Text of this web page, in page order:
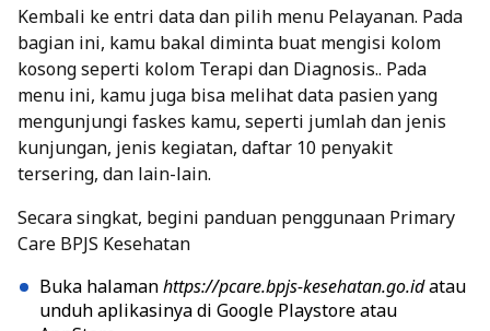
Kembali ke entri data dan pilih menu Pelayanan. Pada
bagian ini, kamu bakal diminta buat mengisi kolom
kosong seperti kolom Terapi dan Diagnosis.. Pada
menu ini, kamu juga bisa melihat data pasien yang
mengunjungi faskes kamu, seperti jumlah dan jenis
kunjungan, jenis kegiatan, daftar 10 penyakit
tersering, dan lain-lain.
Secara singkat, begini panduan penggunaan Primary
Care BPJS Kesehatan
Buka halamanhttps://pcare.bpjs-kesehatan.go.idatau
unduh aplikasinya di Google Playstore atau